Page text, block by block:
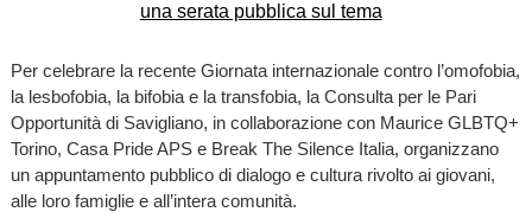
Per celebrare la recente Giornata internazionale contro l’omofobia,
la lesbofobia, la bifobia e la transfobia, la Consulta per le Pari
Opportunità di Savigliano, in collaborazione con Maurice GLBTQ+
Torino, Casa Pride APS e Break The Silence Italia, organizzano
un appuntamento pubblico di dialogo e cultura rivolto ai giovani,
alle loro famiglie e all’intera comunità.